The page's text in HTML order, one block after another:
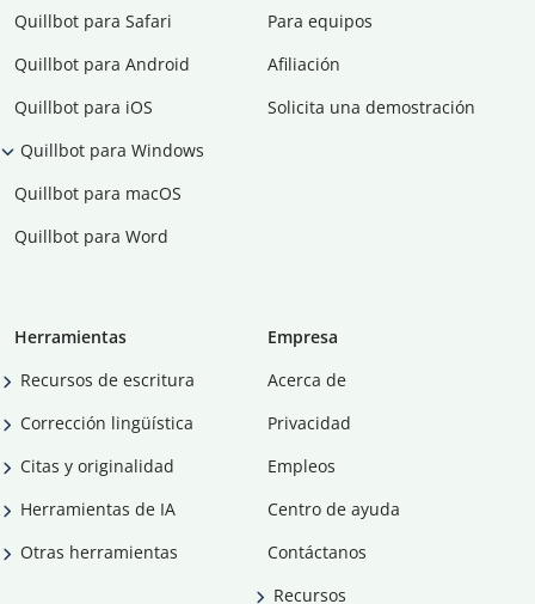
Quillbot para Safari
Quillbot para Android
Quillbot para iOS
Quillbot para Windows
Quillbot para macOS
Quillbot para Word
Para equipos
Afiliación
Solicita una demostración
Herramientas
Recursos de escritura
Corrección lingüística
Citas y originalidad
Herramientas de IA
Otras herramientas
Empresa
Acerca de
Privacidad
Empleos
Centro de ayuda
Contáctanos
Recursos